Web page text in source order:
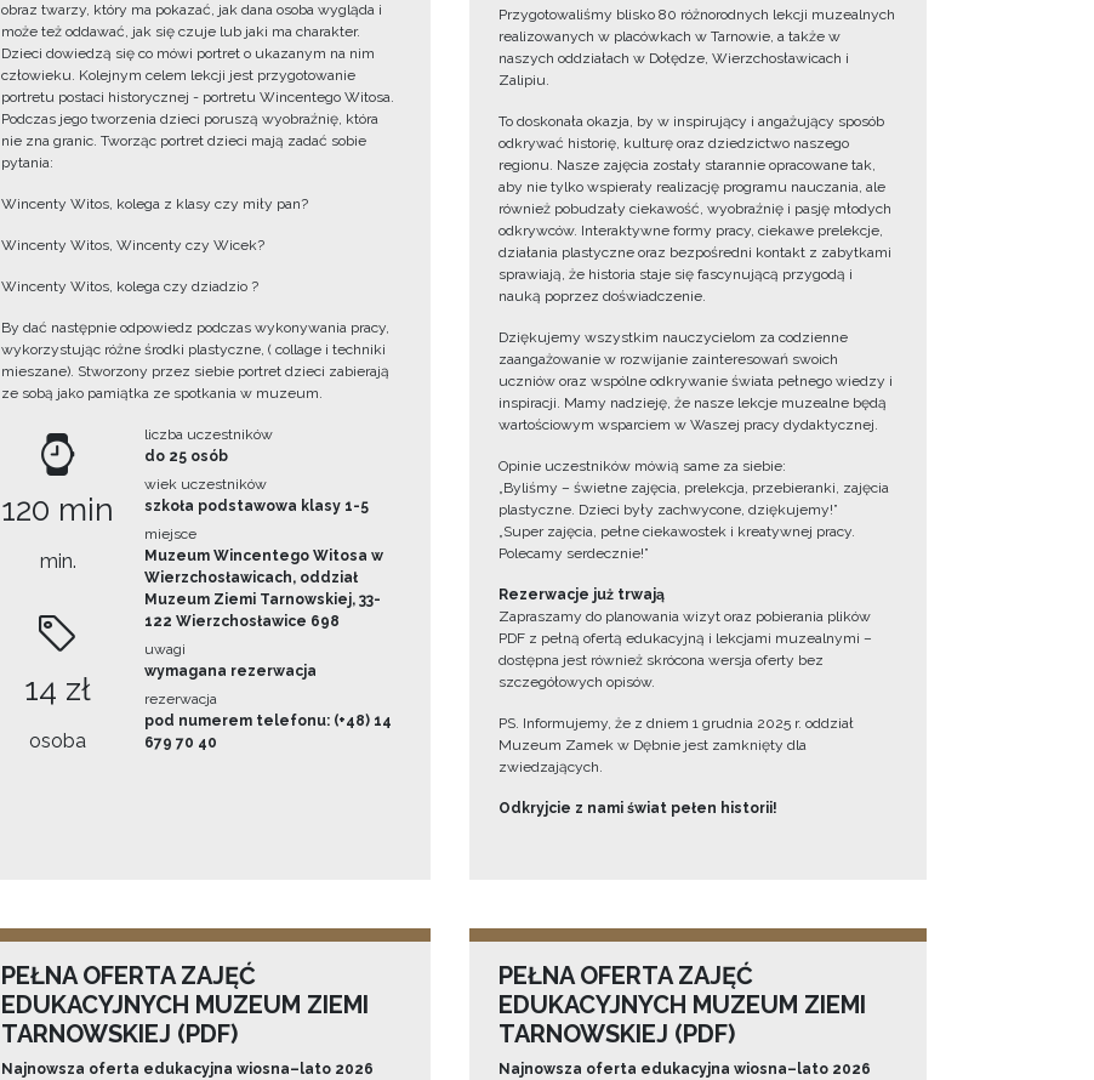
obraz twarzy, który ma pokazać, jak dana osoba wygląda i
może też oddawać, jak się czuje lub jaki ma charakter.
Dzieci dowiedzą się co mówi portret o ukazanym na nim
człowieku. Kolejnym celem lekcji jest przygotowanie
portretu postaci historycznej - portretu Wincentego Witosa.
Podczas jego tworzenia dzieci poruszą wyobraźnię, która
nie zna granic. Tworząc portret dzieci mają zadać sobie
pytania:
Wincenty Witos, kolega z klasy czy miły pan?
Wincenty Witos, Wincenty czy Wicek?
Wincenty Witos, kolega czy dziadzio ?
By dać następnie odpowiedz podczas wykonywania pracy,
wykorzystując różne środki plastyczne, ( collage i techniki
mieszane). Stworzony przez siebie portret dzieci zabierają
ze sobą jako pamiątka ze spotkania w muzeum.
120 min
min.
14 zł
osoba
liczba uczestników
do 25 osób
wiek uczestników
szkoła podstawowa klasy 1-5
miejsce
Muzeum Wincentego Witosa w
Wierzchosławicach, oddział
Muzeum Ziemi Tarnowskiej, 33-
122 Wierzchosławice 698
uwagi
wymagana rezerwacja
rezerwacja
pod numerem telefonu: (+48) 14
679 70 40
Przygotowaliśmy blisko 80 różnorodnych lekcji muzealnych
realizowanych w placówkach w Tarnowie, a także w
naszych oddziałach w Dołędze, Wierzchosławicach i
Zalipiu.
To doskonała okazja, by w inspirujący i angażujący sposób
odkrywać historię, kulturę oraz dziedzictwo naszego
regionu. Nasze zajęcia zostały starannie opracowane tak,
aby nie tylko wspierały realizację programu nauczania, ale
również pobudzały ciekawość, wyobraźnię i pasję młodych
odkrywców. Interaktywne formy pracy, ciekawe prelekcje,
działania plastyczne oraz bezpośredni kontakt z zabytkami
sprawiają, że historia staje się fascynującą przygodą i
nauką poprzez doświadczenie.
Dziękujemy wszystkim nauczycielom za codzienne
zaangażowanie w rozwijanie zainteresowań swoich
uczniów oraz wspólne odkrywanie świata pełnego wiedzy i
inspiracji. Mamy nadzieję, że nasze lekcje muzealne będą
wartościowym wsparciem w Waszej pracy dydaktycznej.
Opinie uczestników mówią same za siebie:
„Byliśmy – świetne zajęcia, prelekcja, przebieranki, zajęcia
plastyczne. Dzieci były zachwycone, dziękujemy!”
„Super zajęcia, pełne ciekawostek i kreatywnej pracy.
Polecamy serdecznie!”
Rezerwacje już trwają
Zapraszamy do planowania wizyt oraz pobierania plików
PDF z pełną ofertą edukacyjną i lekcjami muzealnymi –
dostępna jest również skrócona wersja oferty bez
szczegółowych opisów.
PS. Informujemy, że z dniem 1 grudnia 2025 r. oddział
Muzeum Zamek w Dębnie jest zamknięty dla
zwiedzających.
Odkryjcie z nami świat pełen historii!
PEŁNA OFERTA ZAJĘĆ
EDUKACYJNYCH MUZEUM ZIEMI
TARNOWSKIEJ (PDF)
Najnowsza oferta edukacyjna wiosna–lato 2026
PEŁNA OFERTA ZAJĘĆ
EDUKACYJNYCH MUZEUM ZIEMI
TARNOWSKIEJ (PDF)
Najnowsza oferta edukacyjna wiosna–lato 2026